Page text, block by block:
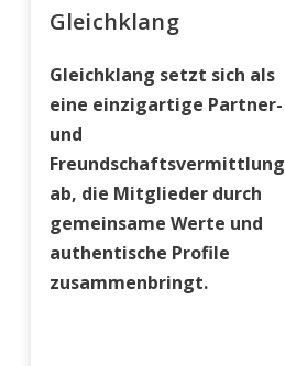
Gleichklang
Gleichklang setzt sich als
eine einzigartige Partner-
und
Freundschaftsvermittlung
ab, die Mitglieder durch
gemeinsame Werte und
authentische Profile
zusammenbringt.